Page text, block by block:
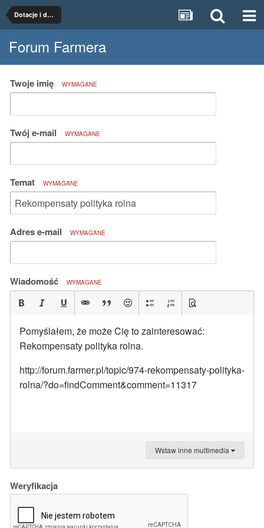
Dotacje i dopłaty
Forum Farmera
Twoje imię WYMAGANE
Twój e-mail WYMAGANE
Temat WYMAGANE
Adres e-mail WYMAGANE
Wiadomość WYMAGANE
Pomyślałem, że może Cię to zainteresować:
Rekompensaty polityka rolna.
http://forum.farmer.pl/topic/974-rekompensaty-polityka-
rolna/?do=findComment&comment=11317
Wstaw inne multimedia
Weryfikacja